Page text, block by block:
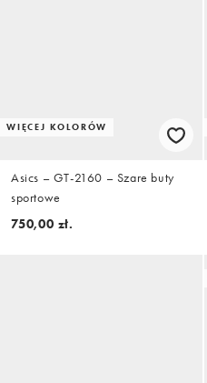
WIĘCEJ KOLORÓW
Asics – GT-2160 – Szare buty
sportowe
750,00 zł.